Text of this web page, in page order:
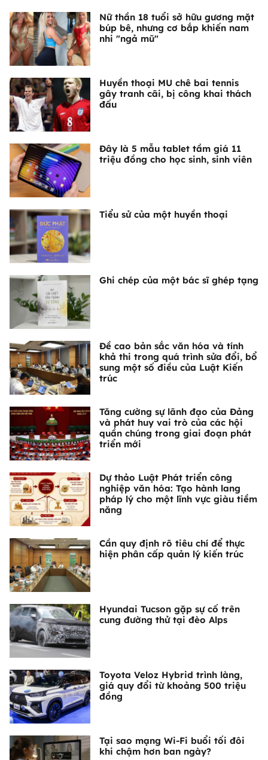
Nữ thần 18 tuổi sở hữu gương mặt
búp bê, nhưng cơ bắp khiến nam
nhi "ngả mũ"
Huyền thoại MU chê bai tennis
gây tranh cãi, bị công khai thách
đấu
Đây là 5 mẫu tablet tầm giá 11
triệu đồng cho học sinh, sinh viên
Tiểu sử của một huyền thoại
Ghi chép của một bác sĩ ghép tạng
Đề cao bản sắc văn hóa và tính
khả thi trong quá trình sửa đổi, bổ
sung một số điều của Luật Kiến
trúc
Tăng cường sự lãnh đạo của Đảng
và phát huy vai trò của các hội
quần chúng trong giai đoạn phát
triển mới
Dự thảo Luật Phát triển công
nghiệp văn hóa: Tạo hành lang
pháp lý cho một lĩnh vực giàu tiềm
năng
Cần quy định rõ tiêu chí để thực
hiện phân cấp quản lý kiến trúc
Hyundai Tucson gặp sự cố trên
cung đường thử tại đèo Alps
Toyota Veloz Hybrid trình làng,
giá quy đổi từ khoảng 500 triệu
đồng
Tại sao mạng Wi-Fi buổi tối đôi
khi chậm hơn ban ngày?